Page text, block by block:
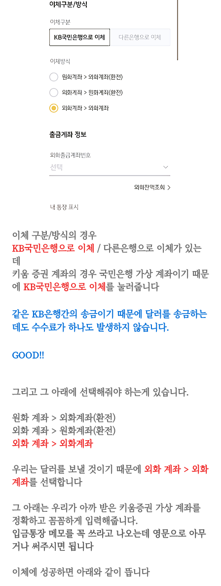
이체 구분/방식의 경우
KB국민은행으로 이체 / 다른은행으로 이체가 있는
데
키움 증권 계좌의 경우 국민은행 가상 계좌이기 때문
에 KB국민은행으로 이체를 눌러줍니다
같은 KB은행간의 송금이기 때문에 달러를 송금하는
데도 수수료가 하나도 발생하지 않습니다.
GOOD!!
그리고 그 아래에 선택해줘야 하는게 있습니다.
원화 계좌 > 외화계좌(환전)
외화 계좌 > 원화계좌(환전)
외화 계좌 > 외화계좌
우리는 달러를 보낼 것이기 때문에 외화 계좌 > 외화
계좌를 선택합니다
그 아래는 우리가 아까 받은 키움증권 가상 계좌를
정확하고 꼼꼼하게 입력해줍니다.
입금통장 메모를 꼭 쓰라고 나오는데 영문으로 아무
거나 써주시면 됩니다
이체에 성공하면 아래와 같이 뜹니다